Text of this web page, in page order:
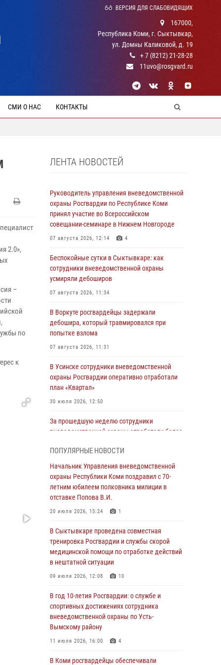
ВЕРСИЯ ДЛЯ СЛАБОВИДЯЩИХ
167000,
Республика Коми, г. Сыктывкар,
ул. Домны Каликовой, д. 19
+ 7 (8212) 21-28-28
11uvo@rosgvard.ru
СМИ О НАС КОНТАКТЫ
2.0»,
–
по
к
ЛЕНТА НОВОСТЕЙ
Руководитель управления вневедомственной
охраны Росгвардии по Республике Коми
принял участие во Всероссийском
совещании-семинаре в Нижнем Новгороде
07 августа 2026, 12:14 4
Беспокойные сутки в Сыктывкаре: как
сотрудники вневедомственной охраны
усмиряли дебоширов
07 августа 2026, 11:34
В Воркуте росгвардейцы задержали
дебошира, который травмировался при
попытке взлома
07 августа 2026, 11:31
В Усинске сотрудники вневедомственной
охраны Росгвардии оперативно отработали
план «Квартал»
30 июля 2026, 12:50
За прошедшую неделю сотрудники
вневедомственной охраны отработали более
объектов
29 июля 2026, 11:41
Начальник Управления вневедомственной
охраны Республики Коми поздравил с 70-
летним юбилеем полковника милиции в
20 июля 2026, 15:24 1
В Коми росгвардейцы обеспечивали
правопорядок всероссийского фестиваля
воздухоплавания «ЖИВОЙ ВОЗДУХ»
В Коми завершились учебно-методические
сборы руководителей филиалов
вневедомственной охраны Росгвардии
20 июля 2026, 15:12
В Коми сотрудники вневедомственной
ПОПУЛЯРНЫЕ НОВОСТИ
Начальник Управления вневедомственной
охраны Республики Коми поздравил с 70-
летним юбилеем полковника милиции в
отставке Попова В.И.
20 июля 2026, 15:24 1
В Сыктывкаре проведена совместная
тренировка Росгвардии и службы скорой
медицинской помощи по отработке действий
в нештатной ситуации
09 июля 2026, 12:08 10
В год 10-летия Росгвардии: о службе и
спортивных достижениях сотрудника
вневедомственной охраны по Усть-
Вымскому району
11 июля 2026, 16:00 4
В Коми росгвардейцы обеспечивали